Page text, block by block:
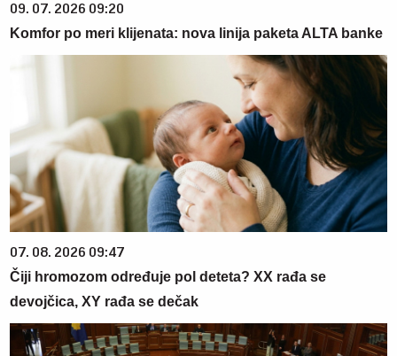
09. 07. 2026 09:20
Komfor po meri klijenata: nova linija paketa ALTA banke
07. 08. 2026 09:47
Čiji hromozom određuje pol deteta? XX rađa se
devojčica, XY rađa se dečak